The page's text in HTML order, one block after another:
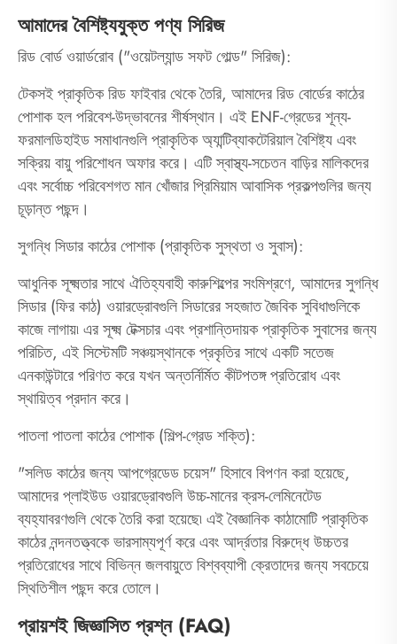
আমাদের বৈশিষ্ট্যযুক্ত পণ্য সিরিজ
রিড বোর্ড ওয়ার্ডরোব ("ওয়েটল্যান্ড সফট গোল্ড" সিরিজ):
টেকসই প্রাকৃতিক রিড ফাইবার থেকে তৈরি, আমাদের রিড বোর্ডের কাঠের
পোশাক হল পরিবেশ-উদ্ভাবনের শীর্ষস্থান। এই ENF-গ্রেডের শূন্য-
ফরমালডিহাইড সমাধানগুলি প্রাকৃতিক অ্যান্টিব্যাকটেরিয়াল বৈশিষ্ট্য এবং
সক্রিয় বায়ু পরিশোধন অফার করে। এটি স্বাস্থ্য-সচেতন বাড়ির মালিকদের
এবং সর্বোচ্চ পরিবেশগত মান খোঁজার প্রিমিয়াম আবাসিক প্রকল্পগুলির জন্য
চূড়ান্ত পছন্দ।
সুগন্ধি সিডার কাঠের পোশাক (প্রাকৃতিক সুস্থতা ও সুবাস):
আধুনিক সূক্ষ্মতার সাথে ঐতিহ্যবাহী কারুশিল্পের সংমিশ্রণে, আমাদের সুগন্ধি
সিডার (ফির কাঠ) ওয়ারড্রোবগুলি সিডারের সহজাত জৈবিক সুবিধাগুলিকে
কাজে লাগায়৷ এর সূক্ষ্ম টেক্সচার এবং প্রশান্তিদায়ক প্রাকৃতিক সুবাসের জন্য
পরিচিত, এই সিস্টেমটি সঞ্চয়স্থানকে প্রকৃতির সাথে একটি সতেজ
এনকাউন্টারে পরিণত করে যখন অন্তর্নির্মিত কীটপতঙ্গ প্রতিরোধ এবং
স্থায়িত্ব প্রদান করে।
পাতলা পাতলা কাঠের পোশাক (শিল্প-গ্রেড শক্তি):
"সলিড কাঠের জন্য আপগ্রেডেড চয়েস" হিসাবে বিপণন করা হয়েছে,
আমাদের প্লাইউড ওয়ারড্রোবগুলি উচ্চ-মানের ক্রস-লেমিনেটেড
ব্যহ্যাবরণগুলি থেকে তৈরি করা হয়েছে৷ এই বৈজ্ঞানিক কাঠামোটি প্রাকৃতিক
কাঠের নন্দনতত্ত্বকে ভারসাম্যপূর্ণ করে এবং আর্দ্রতার বিরুদ্ধে উচ্চতর
প্রতিরোধের সাথে বিভিন্ন জলবায়ুতে বিশ্বব্যাপী ক্রেতাদের জন্য সবচেয়ে
স্থিতিশীল পছন্দ করে তোলে।
প্রায়শই জিজ্ঞাসিত প্রশ্ন (FAQ)